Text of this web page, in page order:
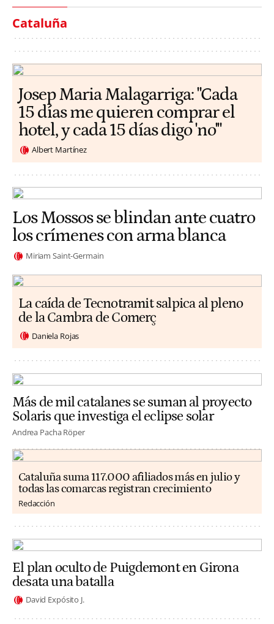
Cataluña
​​Josep Maria Malagarriga: "Cada
15 días me quieren comprar el
hotel, y cada 15 días digo 'no'"
Albert Martínez
Los Mossos se blindan ante cuatro
los crímenes con arma blanca
Miriam Saint-Germain
La caída de Tecnotramit salpica al pleno
de la Cambra de Comerç
Daniela Rojas
Más de mil catalanes se suman al proyecto
Solaris que investiga el eclipse solar
Andrea Pacha Röper
Cataluña suma 117.000 afiliados más en julio y
todas las comarcas registran crecimiento
Redacción
El plan oculto de Puigdemont en Girona
desata una batalla
David Expósito J.